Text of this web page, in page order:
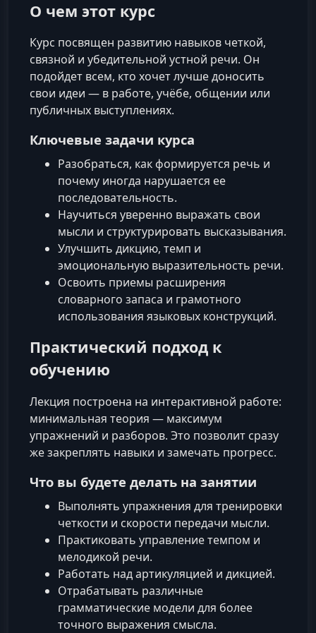
О чем этот курс
Курс посвящен развитию навыков четкой,
связной и убедительной устной речи. Он
подойдет всем, кто хочет лучше доносить
свои идеи — в работе, учёбе, общении или
публичных выступлениях.
Ключевые задачи курса
Разобраться, как формируется речь и
почему иногда нарушается ее
последовательность.
Научиться уверенно выражать свои
мысли и структурировать высказывания.
Улучшить дикцию, темп и
эмоциональную выразительность речи.
Освоить приемы расширения
словарного запаса и грамотного
использования языковых конструкций.
Практический подход к
обучению
Лекция построена на интерактивной работе:
минимальная теория — максимум
упражнений и разборов. Это позволит сразу
же закреплять навыки и замечать прогресс.
Что вы будете делать на занятии
Выполнять упражнения для тренировки
четкости и скорости передачи мысли.
Практиковать управление темпом и
мелодикой речи.
Работать над артикуляцией и дикцией.
Отрабатывать различные
грамматические модели для более
точного выражения смысла.